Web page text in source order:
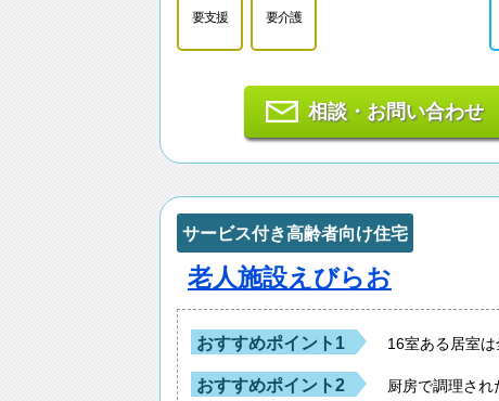
要支援 要介護
相談・お問い合わせ
サービス付き高齢者向け住宅
老人施設えびらお
おすすめポイント1 16室ある居室
おすすめポイント2 厨房で調理さ